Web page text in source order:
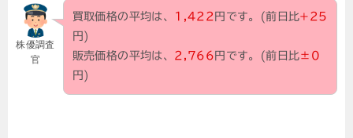
株優調査
官
買取価格の平均は、 1,422 円です。(前日比+25
円)
販売価格の平均は、 2,766 円です。(前日比±0
円)